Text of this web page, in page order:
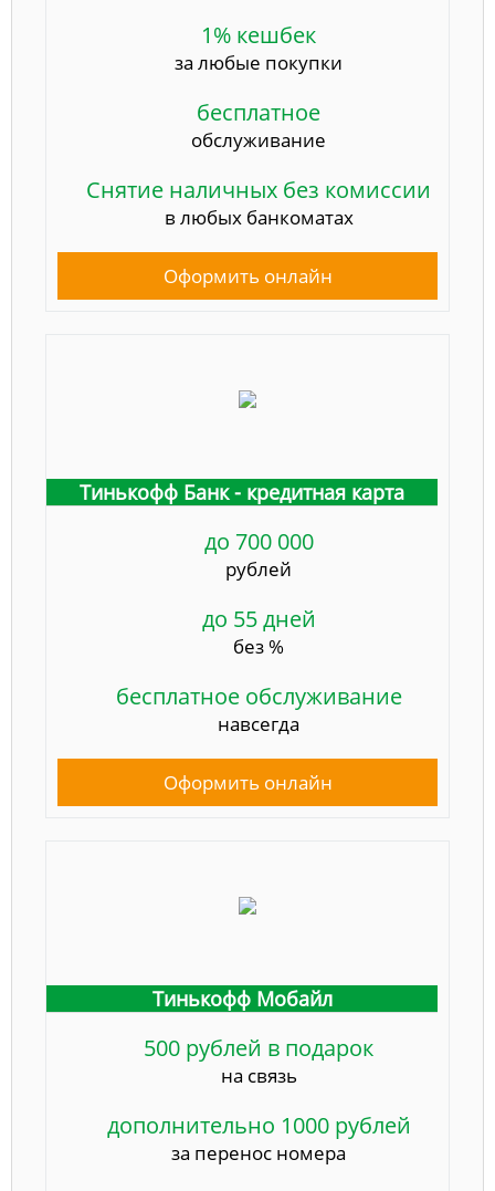
1% кешбек
за любые покупки
бесплатное
обслуживание
Снятие наличных без комиссии
в любых банкоматах
Оформить онлайн
Тинькофф Банк - кредитная карта
до 700 000
рублей
до 55 дней
без %
бесплатное обслуживание
навсегда
Оформить онлайн
Тинькофф Мобайл
500 рублей в подарок
на связь
дополнительно 1000 рублей
за перенос номера